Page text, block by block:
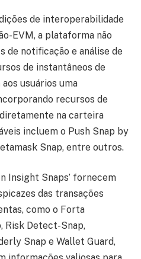
de interoperabilidade
EVM, a plataforma não
de notificação e análise de
de instantâneos de
usuários uma
recursos de
na carteira
incluem o Push Snap by
Snap, entre outros.
Insight Snaps’ fornecem
das transações
como o Forta
Risk Detect-Snap,
Snap e Wallet Guard,